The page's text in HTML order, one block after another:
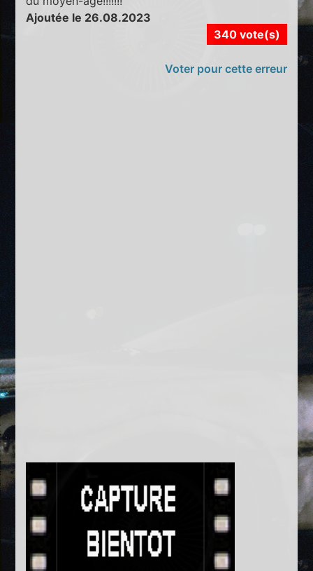
Ajoutée le 26.08.2023
340 vote(s)
Voter pour cette erreur